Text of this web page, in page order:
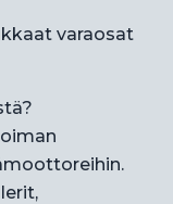
varaosat